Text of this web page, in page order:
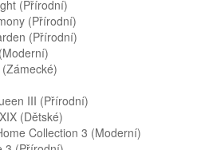
(přírodní)
(přírodní)
(přírodní)
III (přírodní)
(dětské)
Collection 3 (moderní)